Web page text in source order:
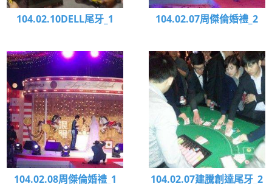
104.02.10DELL尾牙_1 104.02.07周傑倫婚禮_2
104.02.08周傑倫婚禮_1 104.02.07建騰創達尾牙_2